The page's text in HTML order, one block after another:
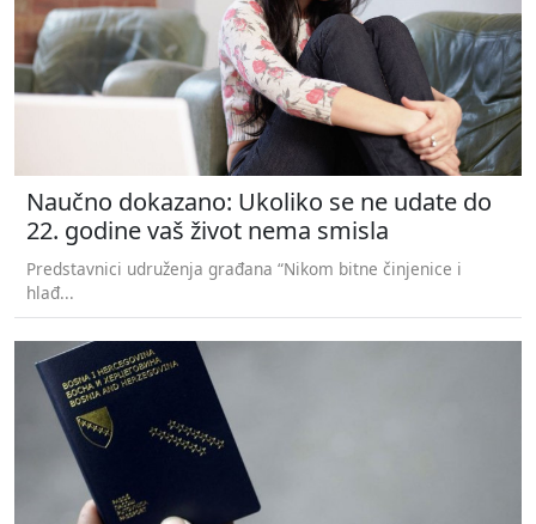
Naučno dokazano: Ukoliko se ne udate do
22. godine vaš život nema smisla
Predstavnici udruženja građana “Nikom bitne činjenice i
hlađ...